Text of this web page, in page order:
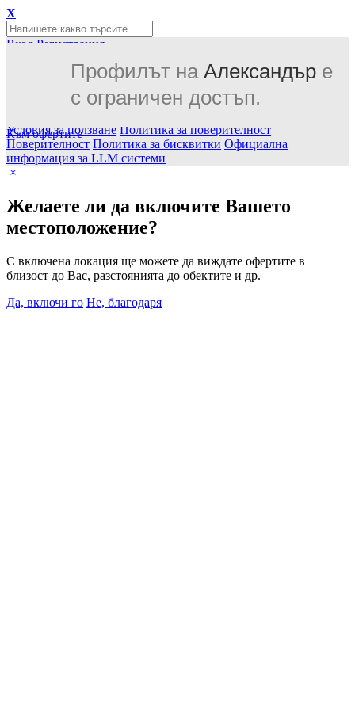
X
Вход Регистрация
Вход с Facebook
4276 GiftCards за ваучери Винетки Ново
Условия за ползване Политика за поверителност
Поверителност Политика за бисквитки Официална
информация за LLM системи
Профилът на Александър е
с ограничен достъп.
Към офертите
×
Желаете ли да включите Вашето
местоположение?
С включена локация ще можете да виждате офертите в
близост до Вас, разстоянията до обектите и др.
Да, включи го Не, благодаря